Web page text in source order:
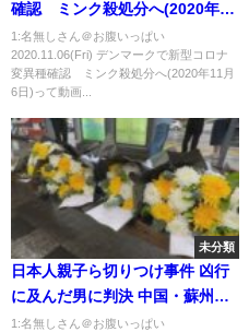
確認 ミンク殺処分へ(2020年11
月6日)
1:名無しさん＠お腹いっぱい
2020.11.06(Fri) デンマークで新型コロナ
変異種確認 ミンク殺処分へ(2020年11月
6日)って動画...
未分類
日本人親子ら切りつけ事件 凶行
に及んだ男に判決 中国・蘇州市
(2025年1月23日)
1:名無しさん＠お腹いっぱい